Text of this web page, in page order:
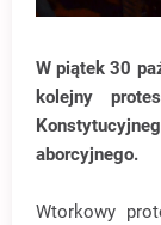
W piątek 30
kolejny
aborcyjnego.
Wtorkowy